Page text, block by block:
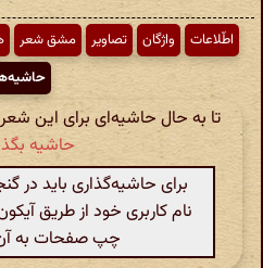
اطّلاعات واژگان تصاویر مشق شعر
تا به حال حاشیه‌ای برای این
حاشیه
برای حاشیه‌گذاری باید در
نام کاربری خود از طریق
چپ صفحات به آن